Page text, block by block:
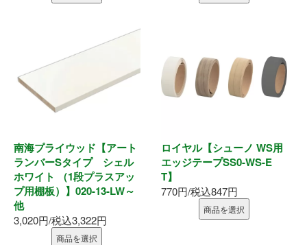
防水・気密部材
断熱材
屋内用手すり
屋外用手すり
棚柱・収納
南海プライウッド【アート
ランバーSタイプ シェル
ホワイト （1段プラスアッ
プ用棚板）】020-13-LW～
他
3,020円/税込3,322円
商品を選択
ロイヤル【シューノ WS用
エッジテープSS0-WS-E
T】
770円/税込847円
商品を選択